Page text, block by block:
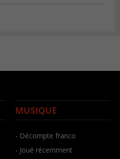
MUSIQUE
- Décompte franco
- Joué récemment